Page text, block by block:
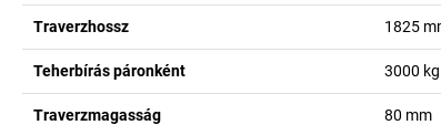
Traverzhossz 1825
Teherbírás páronként 3000 kg
Traverzmagasság 80 mm